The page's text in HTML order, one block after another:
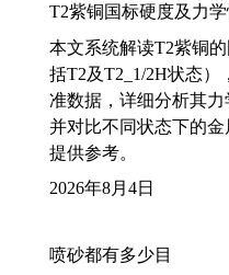
T2紫铜国标硬度及力
本文系统解读T2紫铜
括T2及T2_1/2H状态）
准数据，详细分析其力
并对比不同状态下的
提供参考。
2026年8月4日
喷砂都有多少目